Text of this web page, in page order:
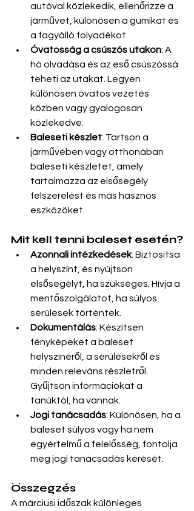
autóval közlekedik, ellenőrizze a
járművet, különösen a gumikat és
a fagyálló folyadékot.
Óvatosság a csúszós utakon: A
hó olvadása és az eső csúszóssá
teheti az utakat. Legyen
különösen óvatos vezetés
közben vagy gyalogosan
közlekedve.
Baleseti készlet: Tartson a
járművében vagy otthonában
baleseti készletet, amely
tartalmazza az elsősegély
felszerelést és más hasznos
eszközöket.
Mit kell tenni baleset esetén?
Azonnali intézkedések: Biztosítsa
a helyszínt, és nyújtson
elsősegélyt, ha szükséges. Hívja a
mentőszolgálatot, ha súlyos
sérülések történtek.
Dokumentálás: Készítsen
fényképeket a baleset
helyszínéről, a sérülésekről és
minden releváns részletről.
Gyűjtsön információkat a
tanúktól, ha vannak.
Jogi tanácsadás: Különösen, ha a
baleset súlyos vagy ha nem
egyértelmű a felelősség, fontolja
meg jogi tanácsadás kérését.
Összegzés
A márciusi időszak különleges